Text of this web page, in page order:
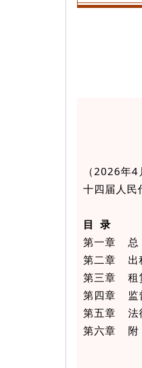
（2026年
十四届人民
目 录
第一章 总
第二章 出
第三章 租
第四章 监
第五章 法
第六章 附